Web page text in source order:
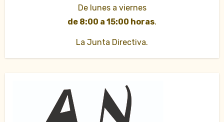
De lunes a viernes
de 8:00 a 15:00 horas.
La Junta Directiva.